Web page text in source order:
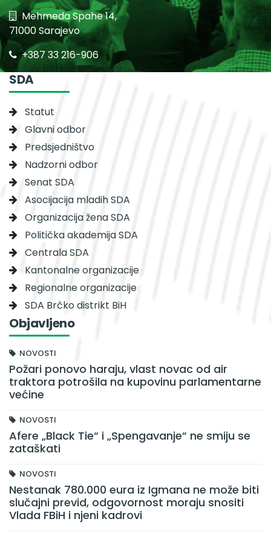
Mehmeda Spahe 14,
71000 Sarajevo
+387 33 216-906
SDA
Statut
Glavni odbor
Predsjedništvo
Nadzorni odbor
Senat SDA
Asocijacija mladih SDA
Organizacija žena SDA
Politička akademija SDA
Centrala SDA
Kantonalne organizacije
Regionalne organizacije
SDA Brčko distrikt BiH
Objavljeno
NOVOSTI
Požari ponovo haraju, vlast novac od air
traktora potrošila na kupovinu parlamentarne
većine
NOVOSTI
Afere „Black Tie“ i „Spengavanje“ ne smiju se
zataškati
NOVOSTI
Nestanak 780.000 eura iz Igmana ne može biti
slučajni previd, odgovornost moraju snositi
Vlada FBiH i njeni kadrovi